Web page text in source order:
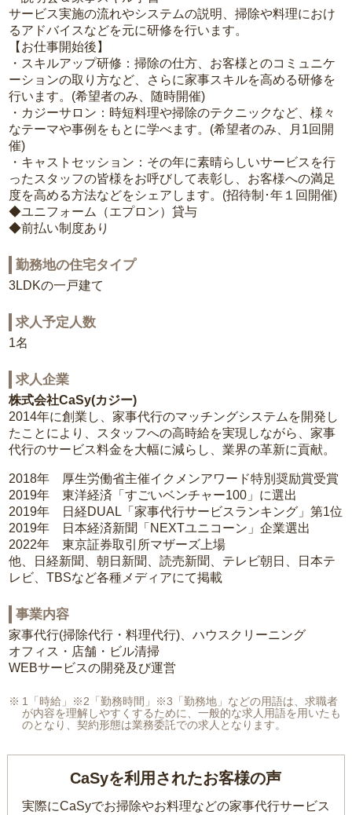
サービス実施の流れやシステムの説明、掃除や料理におけ
るアドバイスなどを元に研修を行います。
【お仕事開始後】
・スキルアップ研修：掃除の仕方、お客様とのコミュニケ
ーションの取り方など、さらに家事スキルを高める研修を
行います。(希望者のみ、随時開催)
・カジーサロン：時短料理や掃除のテクニックなど、様々
なテーマや事例をもとに学べます。(希望者のみ、月1回開
催)
・キャストセッション：その年に素晴らしいサービスを行
ったスタッフの皆様をお呼びして表彰し、お客様への満足
度を高める方法などをシェアします。(招待制･年１回開催)
◆ユニフォーム（エプロン）貸与
◆前払い制度あり
勤務地の住宅タイプ
3LDKの一戸建て
求人予定人数
1名
求人企業
株式会社CaSy(カジー)
2014年に創業し、家事代行のマッチングシステムを開発し
たことにより、スタッフへの高時給を実現しながら、家事
代行のサービス料金を大幅に減らし、業界の革新に貢献。
2018年 厚生労働省主催イクメンアワード特別奨励賞受賞
2019年 東洋経済「すごいベンチャー100」に選出
2019年 日経DUAL「家事代行サービスランキング」第1位
2019年 日本経済新聞「NEXTユニコーン」企業選出
2022年 東京証券取引所マザーズ上場
他、日経新聞、朝日新聞、読売新聞、テレビ朝日、日本テ
レビ、TBSなど各種メディアにて掲載
事業内容
家事代行(掃除代行・料理代行)、ハウスクリーニング
オフィス・店舗・ビル清掃
WEBサービスの開発及び運営
1「時給」※2「勤務時間」※3「勤務地」などの用語は、求職者
が内容を理解しやすくするために、一般的な求人用語を用いたも
のとなり、契約形態は業務委託での求人となります。
CaSyを利用されたお客様の声
実際にCaSyでお掃除やお料理などの家事代行サービス